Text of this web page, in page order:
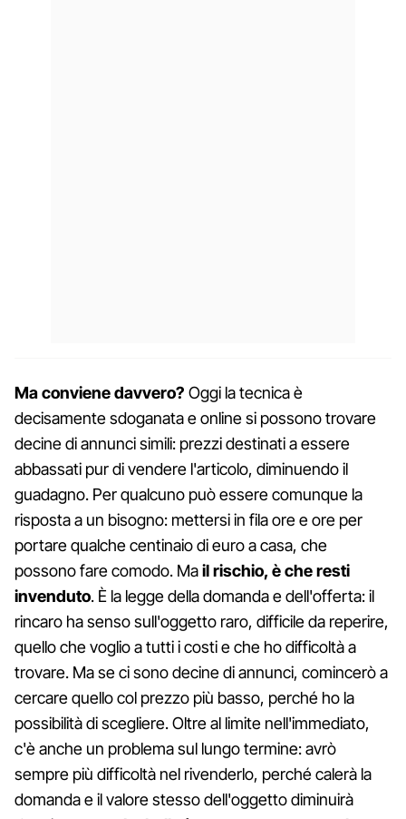
Ma conviene davvero? Oggi la tecnica è
decisamente sdoganata e online si possono trovare
decine di annunci simili: prezzi destinati a essere
abbassati pur di vendere l'articolo, diminuendo il
guadagno. Per qualcuno può essere comunque la
risposta a un bisogno: mettersi in fila ore e ore per
portare qualche centinaio di euro a casa, che
possono fare comodo. Mail rischio, è che resti
invenduto. È la legge della domanda e dell'offerta: il
rincaro ha senso sull'oggetto raro, difficile da reperire,
quello che voglio a tutti i costi e che ho difficoltà a
trovare. Ma se ci sono decine di annunci, comincerò a
cercare quello col prezzo più basso, perché ho la
possibilità di scegliere. Oltre al limite nell'immediato,
c'è anche un problema sul lungo termine: avrò
sempre più difficoltà nel rivenderlo, perché calerà la
domanda e il valore stesso dell'oggetto diminuirà